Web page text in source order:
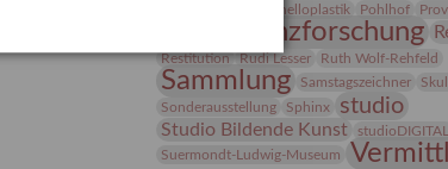
Phelloplastik Pohlhof
Provenienzforschung
Restitution Rudi Lesser Ruth Wolf-Rehfeld
Sammlung Samstagszeichner
Sonderausstellung
Sphinx studio
Studio Bildende Kunst
studioDIGITAL
Suermondt-Ludwig-Museum